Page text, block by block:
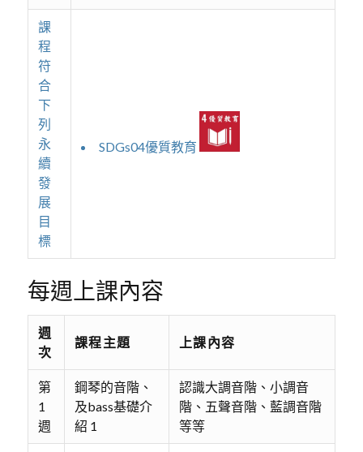
課
程
符
合
下
列
永
續
發
展
目
標
SDGs04優質教育
每週上課內容
週
次
課程主題 上課內容
第
1
週
鋼琴的音階、
及bass基礎介
紹 1
認識大調音階、小調音
階、五聲音階、藍調音階
等等